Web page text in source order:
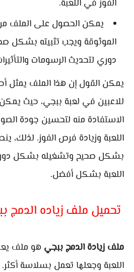
الفوز في اللعبة.
يمكن الحصول على الملف
الموثوقة ويجب تثبيته بشكل
دوري لتحديث الرسومات
يمكن القول إن هذا الملف يمثل
للاعبين في لعبة ببجي، حيث
الاستفادة منه لتحسين جودة
اللعبة وزيادة فرص الفوز. لذلك،
بشكل صحيح وتشغيله بشكل دوري
اللعبة بشكل أفضل.
تحميل ملف زياده الدمج
ملف زيادة الدمج ببجي هو ملف
اللعبة وجعلها تعمل بسلاسة